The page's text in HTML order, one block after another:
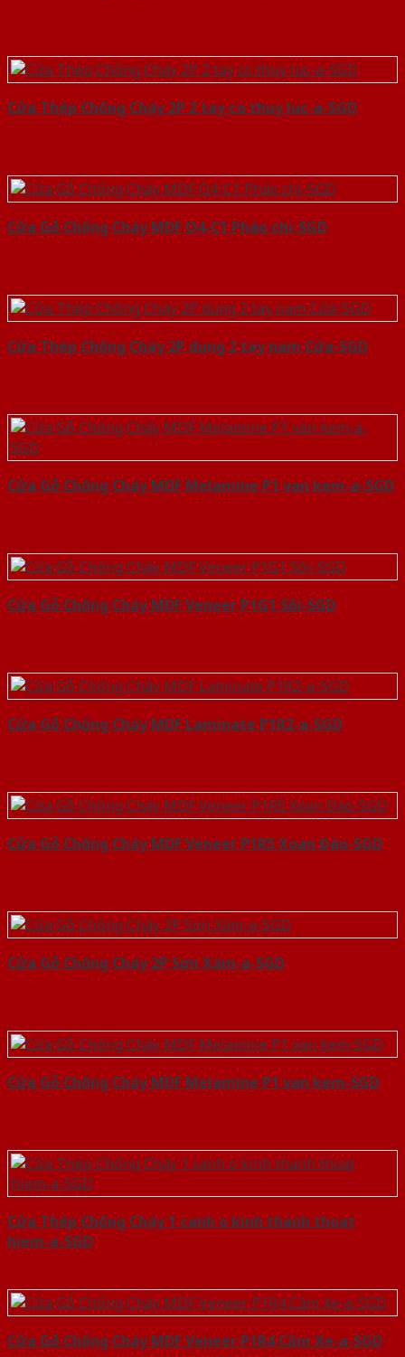
Cửa Thép Chống Cháy 2P 2 tay co thuy luc-a-SGD
Cửa Gỗ Chống Cháy MDF O4-C1 Phào chi-SGD
Cửa Thép Chống Cháy 2P dung 2 tay nam Cửa-SGD
Cửa Gỗ Chống Cháy MDF Melamine P1 van kem-a-SGD
Cửa Gỗ Chống Cháy MDF Veneer P1G1 Sồi-SGD
Cửa Gỗ Chống Cháy MDF Laminate P1R2-a-SGD
Cửa Gỗ Chống Cháy MDF Veneer P1R5 Xoan Đào-SGD
Cửa Gỗ Chống Cháy 2P Sơn Xám-a-SGD
Cửa Gỗ Chống Cháy MDF Melamine P1 van kem-SGD
Cửa Thép Chống Cháy 1 canh o kinh thanh thoat
hiem-a-SGD
Cửa Gỗ Chống Cháy MDF Veneer P1R4 Căm Xe-a-SGD